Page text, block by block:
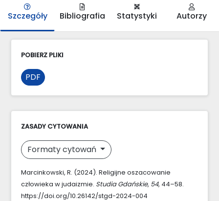
Szczegóły Bibliografia Statystyki Autorzy
POBIERZ PLIKI
PDF
ZASADY CYTOWANIA
Formaty cytowań
Marcinkowski, R. (2024). Religijne oszacowanie
człowieka w judaizmie. Studia Gdańskie, 54, 44–58.
https://doi.org/10.26142/stgd-2024-004